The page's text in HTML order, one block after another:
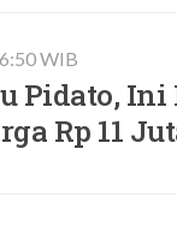
WIB
Pidato,
Rp 11